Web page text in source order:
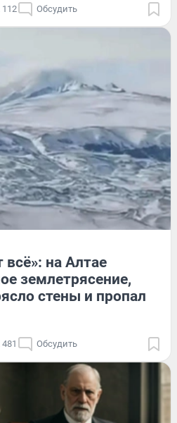
112 Обсудить
всё»: на Алтае
землетрясение,
стены и пропал
481 Обсудить